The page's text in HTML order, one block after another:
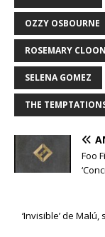
OZZY OSBOURNE
ROSEMARY
SELENA GOMEZ
THE
Foo
‘Invisible’ de